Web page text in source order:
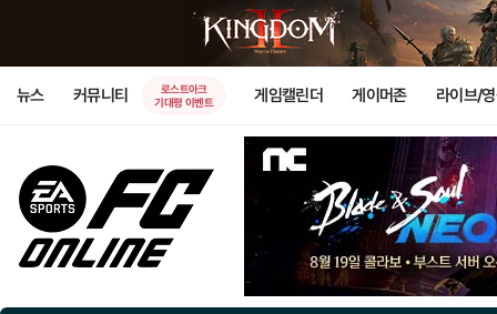
뉴스 커뮤니티
로스트아크
기대평 이벤트
게임캘린더 게이머존 라이브/